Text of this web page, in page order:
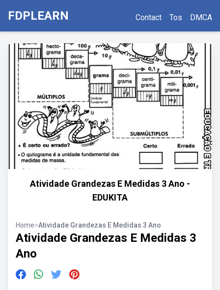
FDPLEARN Contact Tos DMCA
Atividade Grandezas E Medidas 3 Ano -
EDUKITA
Home>Atividade Grandezas E Medidas 3 Ano
Atividade Grandezas E Medidas 3
Ano